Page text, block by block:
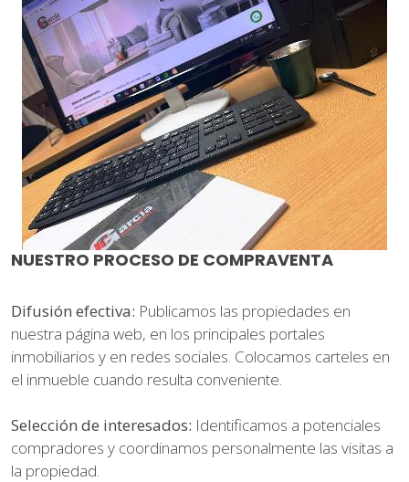
NUESTRO PROCESO DE COMPRAVENTA
Difusión efectiva: Publicamos las propiedades en
nuestra página web, en los principales portales
inmobiliarios y en redes sociales. Colocamos carteles en
el inmueble cuando resulta conveniente.
Selección de interesados: Identificamos a potenciales
compradores y coordinamos personalmente las visitas a
la propiedad.